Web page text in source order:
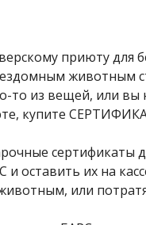
приюту для
животным
то из вещей, или
купите
сертификаты
и оставить их на
или